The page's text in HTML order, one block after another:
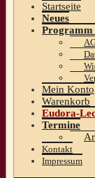
Startseite
Neues
Programm
Mein Konto
Warenkorb
Eudora-
Termine
Kontakt
Impressum